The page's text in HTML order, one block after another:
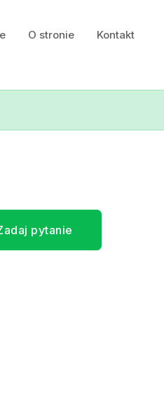
O stronie Kontakt
pytanie